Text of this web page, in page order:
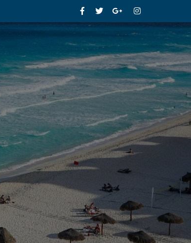
FacebookTwitterGoogle+Instagram